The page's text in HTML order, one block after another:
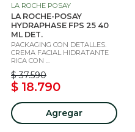
LA ROCHE POSAY
LA ROCHE-POSAY
HYDRAPHASE FPS 25 40
ML DET.
PACKAGING CON DETALLES.
CREMA FACIAL HIDRATANTE
RICA CON ...
$ 37.590
$ 18.790
Agregar